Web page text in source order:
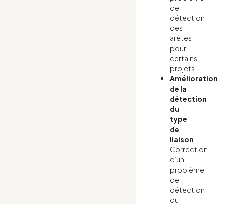
de
détection
des
arêtes
pour
certains
projets.
Amélioration
de la
détection
du
type
de
liaison
Correction
d’un
problème
de
détection
du